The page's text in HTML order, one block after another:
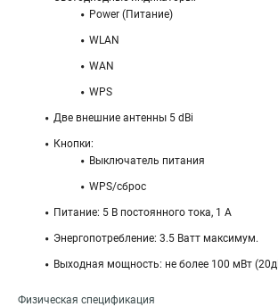
Power (Питание)
WLAN
WAN
WPS
Две внешние антенны 5 dBi
Кнопки:
Выключатель питания
WPS/сброс
Питание: 5 В постоянного тока, 1 А
Энергопотребление: 3.5 Ватт максимум.
Выходная мощность: не более 100 мВт
Физическая спецификация